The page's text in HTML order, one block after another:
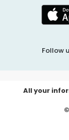
Follow
All your